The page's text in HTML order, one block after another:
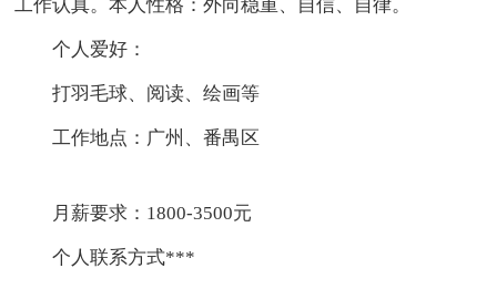
工作认真。本人性格：外向稳重、自信、自律。
个人爱好：
打羽毛球、阅读、绘画等
工作地点：广州、番禺区
月薪要求：1800-3500元
个人联系方式***